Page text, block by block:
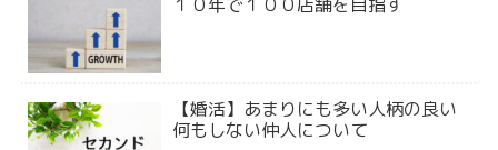
【婚活】あまりにも多い人柄の良い
何もしない仲人について